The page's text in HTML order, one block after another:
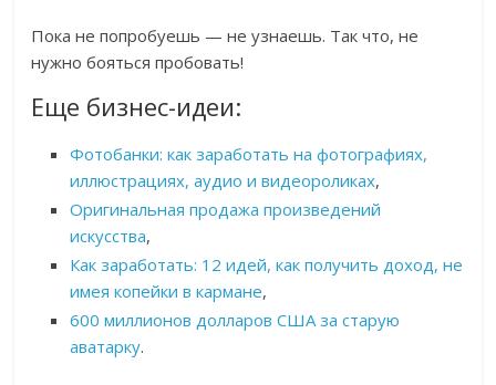
Пока не попробуешь — не узнаешь. Так что, не
нужно бояться пробовать!
Еще бизнес-идеи:
Фотобанки: как заработать на фотографиях,
иллюстрациях, аудио и видеороликах,
Оригинальная продажа произведений
искусства,
Как заработать: 12 идей, как получить доход, не
имея копейки в кармане,
600 миллионов долларов США за старую
аватарку.